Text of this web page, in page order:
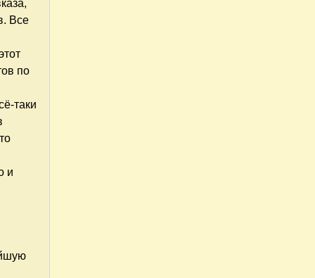
Все
по
таки
и